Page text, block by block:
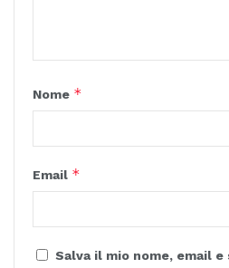
Nome *
Email *
Salva il mio nome, email